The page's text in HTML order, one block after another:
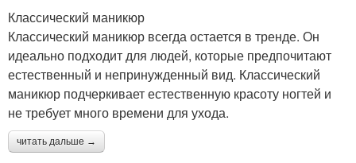
Классический маникюр
Классический маникюр всегда остается в тренде. Он
идеально подходит для людей, которые предпочитают
естественный и непринужденный вид. Классический
маникюр подчеркивает естественную красоту ногтей и
не требует много времени для ухода.
читать дальше →